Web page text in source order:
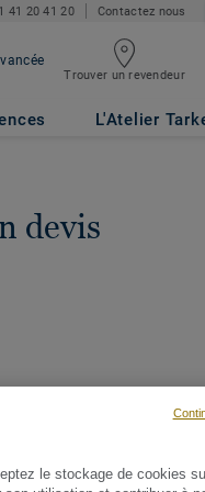
41 20 41 20 Contactez nous
Trouver un revendeur
L'Atelier
devis
le stockage de cookies